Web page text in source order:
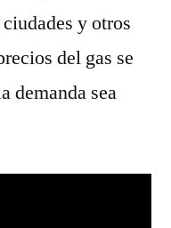
y otros
del gas se
demanda sea